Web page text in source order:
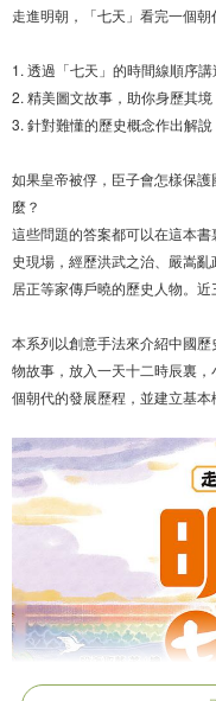
走進明朝，「七天」看完一個朝
1. 透過「七天」的時間線順序
2. 精美圖文故事，助你身歷其
3. 針對難懂的歷史概念作出解
如果皇帝被俘，臣子會怎樣保
麼？
這些問題的答案都可以在這本
史現場，經歷洪武之治、嚴嵩
居正等家傳戶曉的歷史人物。
本系列以創意手法來介紹中國
物故事，放入一天十二時辰裏
個朝代的發展歷程，並建立基本